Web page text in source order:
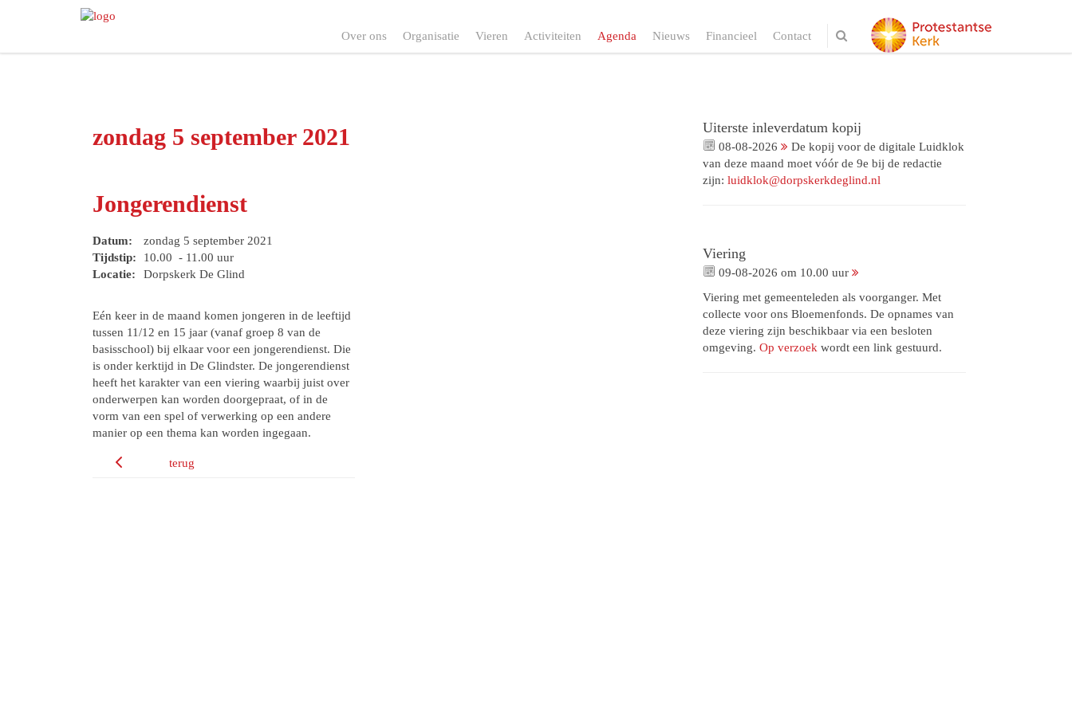
Over ons Organisatie Vieren Activiteiten Agenda Nieuws Financieel Contact
zondag 5 september 2021
Jongerendienst
Datum:
zondag 5 september 2021
Tijdstip:
10.00 - 11.00 uur
Locatie:
Dorpskerk De Glind
Eén keer in de maand komen jongeren in de leeftijd
tussen 11/12 en 15 jaar (vanaf groep 8 van de
basisschool) bij elkaar voor een jongerendienst. Die
is onder kerktijd in De Glindster. De jongerendienst
heeft het karakter van een viering waarbij juist over
onderwerpen kan worden doorgepraat, of in de
vorm van een spel of verwerking op een andere
manier op een thema kan worden ingegaan.
terug
Uiterste inleverdatum kopij
08-08-2026
De kopij voor de digitale Luidklok
van deze maand moet vóór de 9e bij de redactie
zijn:luidklok@dorpskerkdeglind.nl
Viering
09-08-2026 om 10.00 uur
Viering met gemeenteleden als voorganger. Met
collecte voor ons Bloemenfonds. De opnames van
deze viering zijn beschikbaar via een besloten
omgeving.Op verzoek wordt een link gestuurd.